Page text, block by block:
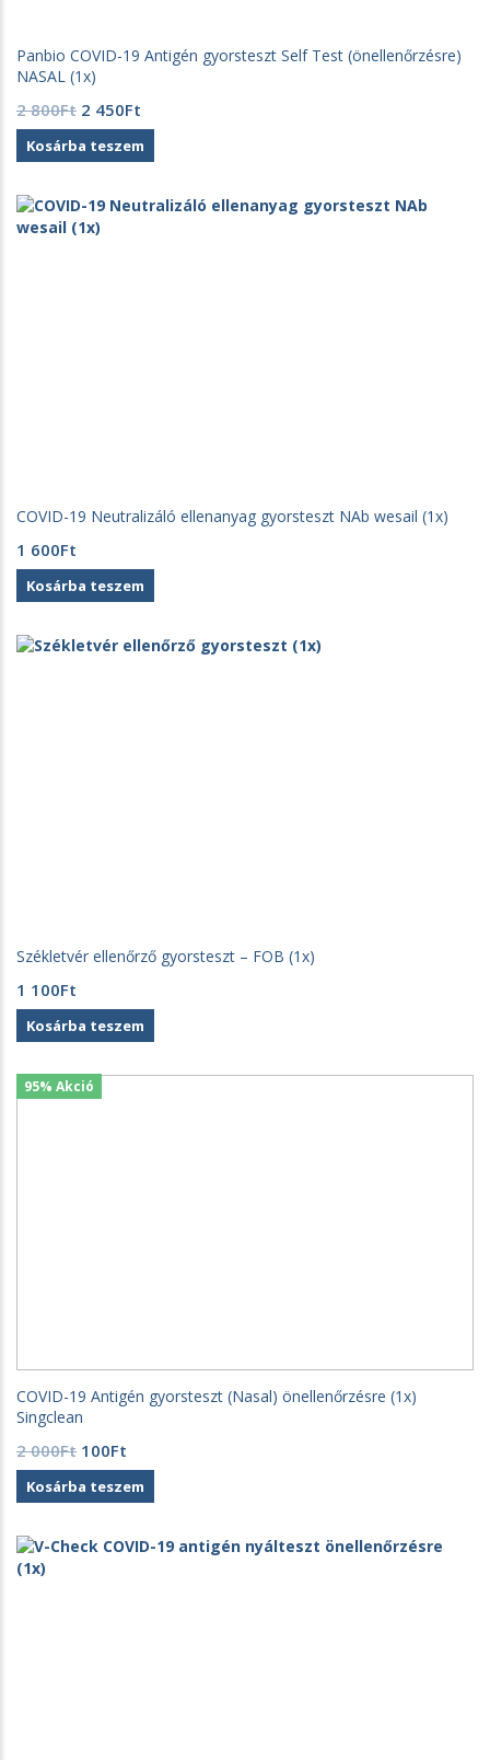
Panbio COVID-19 Antigén gyorsteszt Self Test (önellenőrzésre)
NASAL (1x)
2 800Ft Original
price
was:
800Ft.
2 450Ft
price
is:
450Ft.
Kosárba teszem
COVID-19 Neutralizáló ellenanyag gyorsteszt NAb wesail (1x)
1 600Ft
Kosárba teszem
Székletvér ellenőrző gyorsteszt – FOB (1x)
1 100Ft
Kosárba teszem
95% Akció
COVID-19 Antigén gyorsteszt (Nasal) önellenőrzésre (1x)
Singclean
2 000Ft Original
price
was:
000Ft.
100Ft
price
is:
Kosárba teszem